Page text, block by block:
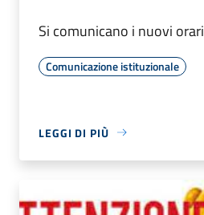
Si comunicano i nuovi orari
Comunicazione istituzionale
LEGGI DI PIÙ